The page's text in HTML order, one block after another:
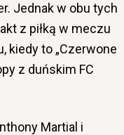
Jednak w obu tych
z piłką w meczu
kiedy to „Czerwone
z duńskim FC
Martial i